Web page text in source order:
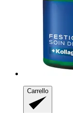
Carrello